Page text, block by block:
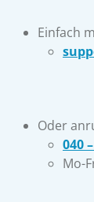
Einfach
Oder
040
Mo-